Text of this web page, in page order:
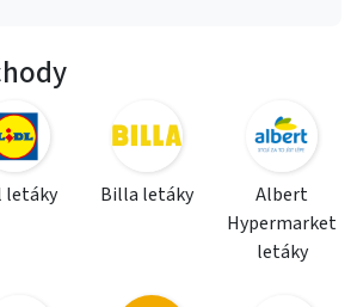
letáky Billa letáky
Albert
Hypermarket
letáky